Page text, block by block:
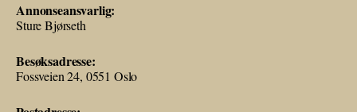
Annonseansvarlig:
Sture Bjørseth
Besøksadresse:
Fossveien 24, 0551 Oslo